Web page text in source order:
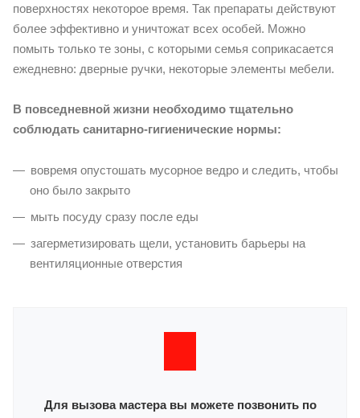
поверхностях некоторое время. Так препараты действуют
более эффективно и уничтожат всех особей. Можно
помыть только те зоны, с которыми семья соприкасается
ежедневно: дверные ручки, некоторые элементы мебели.
В повседневной жизни необходимо тщательно
соблюдать санитарно-гигиенические нормы:
вовремя опустошать мусорное ведро и следить, чтобы
оно было закрыто
мыть посуду сразу после еды
загерметизировать щели, установить барьеры на
вентиляционные отверстия
Для вызова мастера вы можете позвонить по